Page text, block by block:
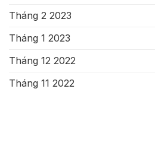
Tháng 2 2023
Tháng 1 2023
Tháng 12 2022
Tháng 11 2022